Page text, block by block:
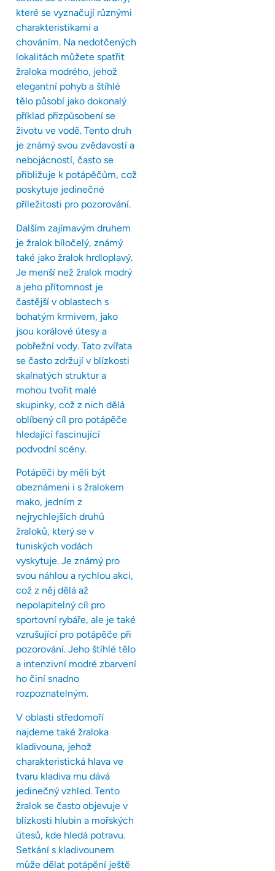
které se vyznačují různými
charakteristikami a
chováním. Na nedotčených
lokalitách můžete spatřit
žraloka modrého, jehož
elegantní pohyb a štíhlé
tělo působí jako dokonalý
příklad přizpůsobení se
životu ve vodě. Tento druh
je známý svou zvědavostí a
nebojácností, často se
přibližuje k potápěčům, což
poskytuje jedinečné
příležitosti pro pozorování.
Dalším zajímavým druhem
je žralok bíločelý, známý
také jako žralok hrdloplavý.
Je menší než žralok modrý
a jeho přítomnost je
častější v oblastech s
bohatým krmivem, jako
jsou korálové útesy a
pobřežní vody. Tato zvířata
se často zdržují v blízkosti
skalnatých struktur a
mohou tvořit malé
skupinky, což z nich dělá
oblíbený cíl pro potápěče
hledající fascinující
podvodní scény.
Potápěči by měli být
obeznámeni i s žralokem
mako, jedním z
nejrychlejších druhů
žraloků, který se v
tuniských vodách
vyskytuje. Je známý pro
svou náhlou a rychlou akci,
což z něj dělá až
nepolapitelný cíl pro
sportovní rybáře, ale je také
vzrušující pro potápěče při
pozorování. Jeho štíhlé tělo
a intenzivní modré zbarvení
ho činí snadno
rozpoznatelným.
V oblasti středomoří
najdeme také žraloka
kladivouna, jehož
charakteristická hlava ve
tvaru kladiva mu dává
jedinečný vzhled. Tento
žralok se často objevuje v
blízkosti hlubin a mořských
útesů, kde hledá potravu.
Setkání s kladivounem
může dělat potápění ještě